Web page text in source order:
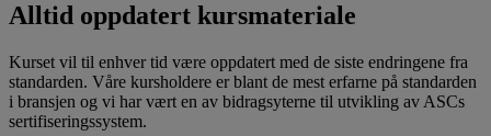
Alltid oppdatert kursmateriale
Kurset vil til enhver tid være oppdatert med de siste endringene fra
standarden. Våre kursholdere er blant de mest erfarne på standarden
i bransjen og vi har vært en av bidragsyterne til utvikling av ASCs
sertifiseringssystem.